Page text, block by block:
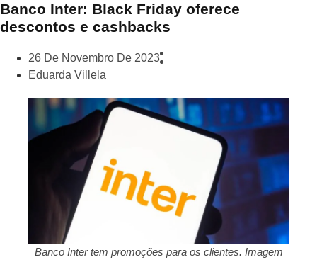
Banco Inter: Black Friday oferece
descontos e cashbacks
26 De Novembro De 2023
Eduarda Villela
Banco Inter tem promoções para os clientes. Imagem